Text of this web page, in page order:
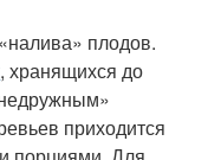
плодов.
, хранящихся до
приходится